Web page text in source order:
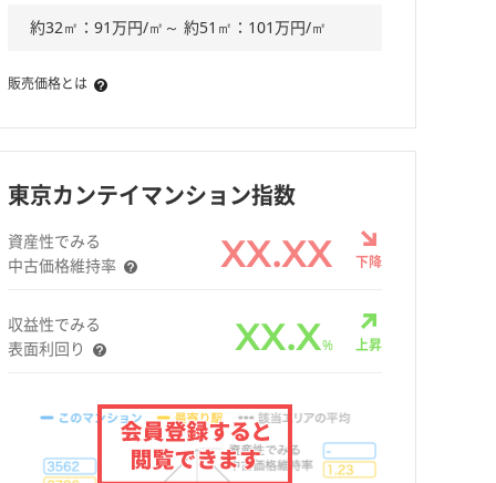
約32㎡：91万円/㎡～ 約51㎡：101万円/㎡
販売価格とは
東京カンテイマンション指数
資産性でみる
中古価格維持率
XX.XX 下降
収益性でみる
表面利回り
XX.X% 上昇